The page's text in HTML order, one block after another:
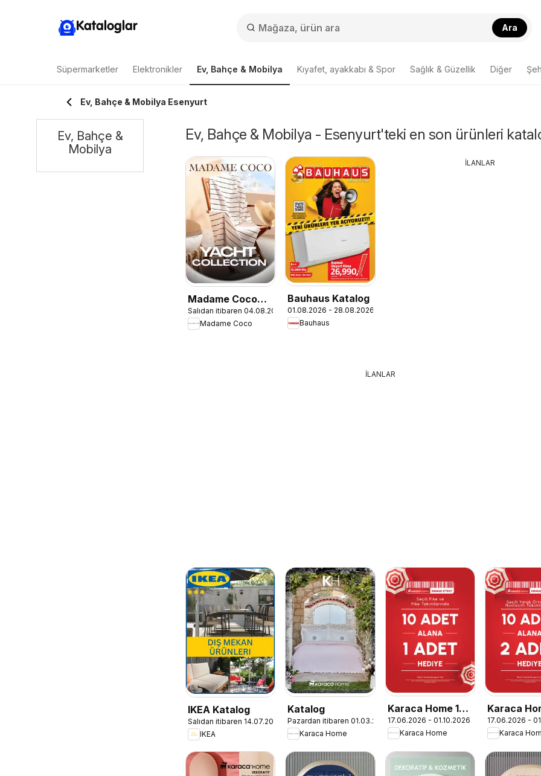
Kataloglar Ara
Süpermarketler Elektronikler Ev, Bahçe & Mobilya Kıyafet, ayakkabı & Spor Sağlık & Güzellik Diğer
Ev, Bahçe & Mobilya Esenyurt
Ev, Bahçe & Mobilya - Esenyurt'teki en son ürünleri
Madame Coco
İndirim
Salıdan itibaren 04.08.2026
Madame Coco
Bauhaus Katalog
01.08.2026 - 28.08.2026
Bauhaus
İLANLAR
İLANLAR
IKEA Katalog
Salıdan itibaren 14.07.2026
IKEA
Katalog
Pazardan itibaren 01.03.2026
Karaca Home
Karaca Home 10
Adet Alana 1
Adet Hediye
17.06.2026 - 01.10.2026
Karaca Home
Karaca
Adet
Adet
17.06.2026 -
Karaca
Ev, Bahçe &
Mobilya